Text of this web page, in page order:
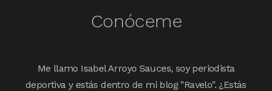
Conóceme
Me llamo Isabel Arroyo Sauces, soy periodista
deportiva y estás dentro de mi blog "Ravelo". ¿Estás